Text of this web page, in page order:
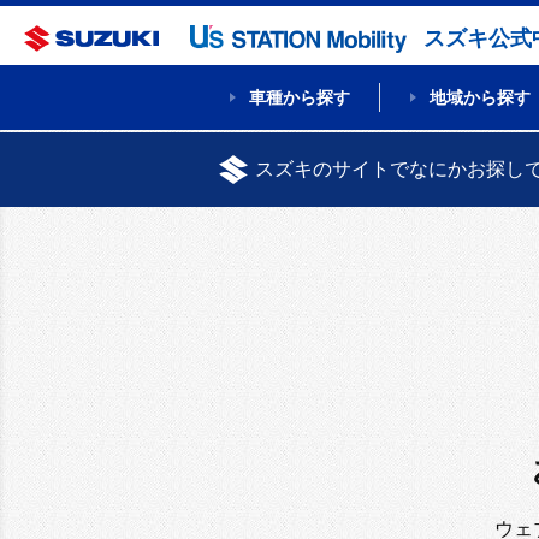
スズキ公式
車種から探す 地域から探す
スズキのサイトでなにかお探し
ウェ